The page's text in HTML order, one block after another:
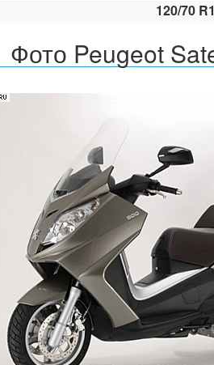
120/70
Фото Peugeot